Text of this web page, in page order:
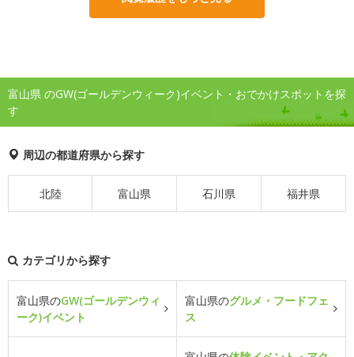
富山県 のGW(ゴールデンウィーク)イベント・おでかけスポットを探
す
周辺の都道府県から探す
北陸 富山県 石川県 福井県
カテゴリから探す
富山県のGW(ゴールデンウィ
ーク)イベント
富山県のグルメ・フードフェ
ス